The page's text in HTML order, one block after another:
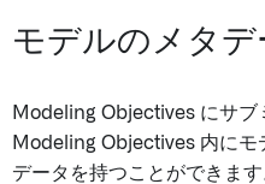
モデルのメタデ
Modeling Objectives にサブ
Modeling Objectives 内にモ
データを持つことができま